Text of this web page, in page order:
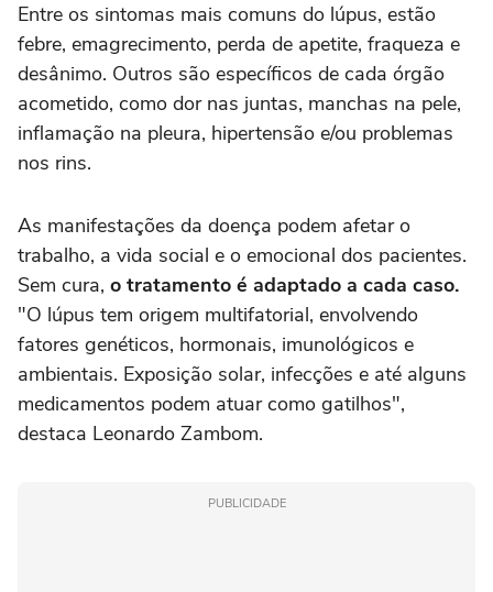
Entre os sintomas mais comuns do lúpus, estão
febre, emagrecimento, perda de apetite, fraqueza e
desânimo. Outros são específicos de cada órgão
acometido, como dor nas juntas, manchas na pele,
inflamação na pleura, hipertensão e/ou problemas
nos rins.
As manifestações da doença podem afetar o
trabalho, a vida social e o emocional dos pacientes.
Sem cura, o tratamento é adaptado a cada caso.
"O lúpus tem origem multifatorial, envolvendo
fatores genéticos, hormonais, imunológicos e
ambientais. Exposição solar, infecções e até alguns
medicamentos podem atuar como gatilhos",
destaca Leonardo Zambom.
PUBLICIDADE